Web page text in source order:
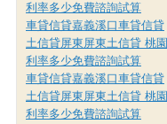
利率多少免費諮詢試算
車貸信貸嘉義溪口車貸信貸
土信貸屏東屏東土信貸 桃園
利率多少免費諮詢試算
車貸信貸嘉義溪口車貸信貸
土信貸屏東屏東土信貸 桃園
利率多少免費諮詢試算